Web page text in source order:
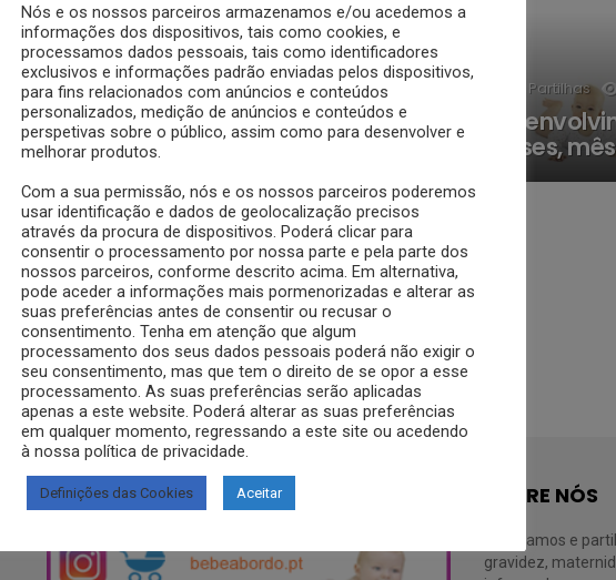
1 aos 2 anos, mês a
Partilhas
meses,
SIGA-NOS NO INSTAGRAM SOBRE NÓS
Divulgamos e
gravidez,
Nós e os nossos parceiros armazenamos e/ou acedemos a
informações dos dispositivos, tais como cookies, e
processamos dados pessoais, tais como identificadores
exclusivos e informações padrão enviadas pelos dispositivos,
para fins relacionados com anúncios e conteúdos
personalizados, medição de anúncios e conteúdos e
perspetivas sobre o público, assim como para desenvolver e
melhorar produtos.
Com a sua permissão, nós e os nossos parceiros poderemos
usar identificação e dados de geolocalização precisos
através da procura de dispositivos. Poderá clicar para
consentir o processamento por nossa parte e pela parte dos
nossos parceiros, conforme descrito acima. Em alternativa,
pode aceder a informações mais pormenorizadas e alterar as
suas preferências antes de consentir ou recusar o
consentimento. Tenha em atenção que algum
processamento dos seus dados pessoais poderá não exigir o
seu consentimento, mas que tem o direito de se opor a esse
processamento. As suas preferências serão aplicadas
apenas a este website. Poderá alterar as suas preferências
em qualquer momento, regressando a este site ou acedendo
à nossa política de privacidade.
Definições das Cookies Aceitar